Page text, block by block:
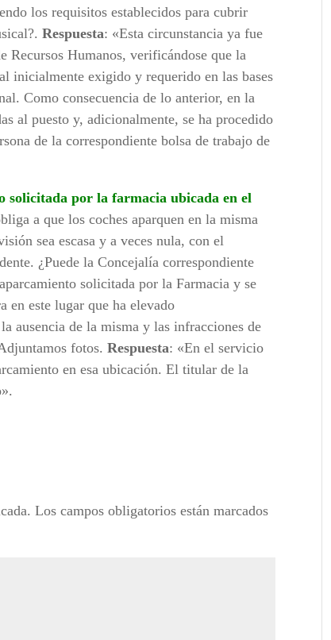
los requisitos establecidos para cubrir
Respuesta: «Esta circunstancia ya fue
Recursos Humanos, verificándose que la
inicialmente exigido y requerido en las bases
Como consecuencia de lo anterior, en la
al puesto y, adicionalmente, se ha procedido
de la correspondiente bolsa de trabajo de
solicitada por la farmacia ubicada en el
a que los coches aparquen en la misma
sea escasa y a veces nula, con el
¿Puede la Concejalía correspondiente
solicitada por la Farmacia y se
en este lugar que ha elevado
ausencia de la misma y las infracciones de
fotos.Respuesta: «En el servicio
en esa ubicación. El titular de la
Los campos obligatorios están marcados